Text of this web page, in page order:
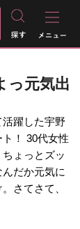
っ元気出
活躍した宇野
！ 30代女性
ょっとズッ
だか元気に
さてさて、